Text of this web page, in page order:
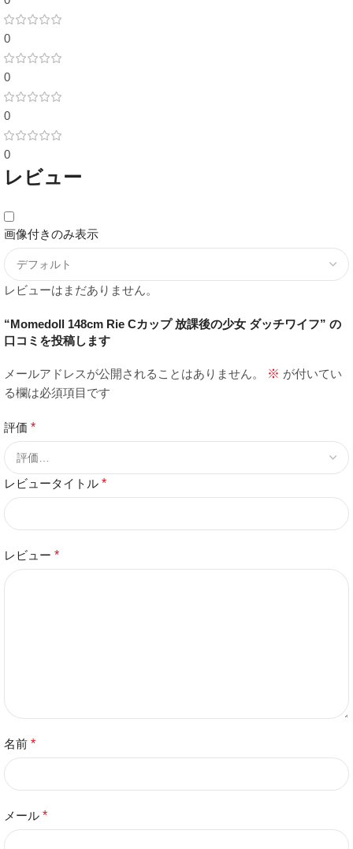
0
0
0
0
レビュー
画像付きのみ表示
レビューはまだありません。
“Momedoll 148cm Rie Cカップ 放課後の少女 ダッチワイフ” の
口コミを投稿します
メールアドレスが公開されることはありません。 ※ が付いてい
る欄は必須項目です
評価 *
レビュータイトル *
レビュー *
名前 *
メール *